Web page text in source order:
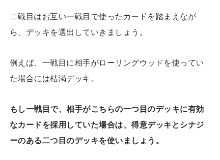
二戦目はお互い一戦目で使ったカードを踏まえなが
ら、デッキを選出していきましょう。
例えば、一戦目に相手がローリングウッドを使ってい
た場合には枯渇デッキ。
もし一戦目で、相手がこちらの一つ目のデッキに有効
なカードを採用していた場合は、得意デッキとシナジ
ーのある二つ目のデッキを使いましょう。